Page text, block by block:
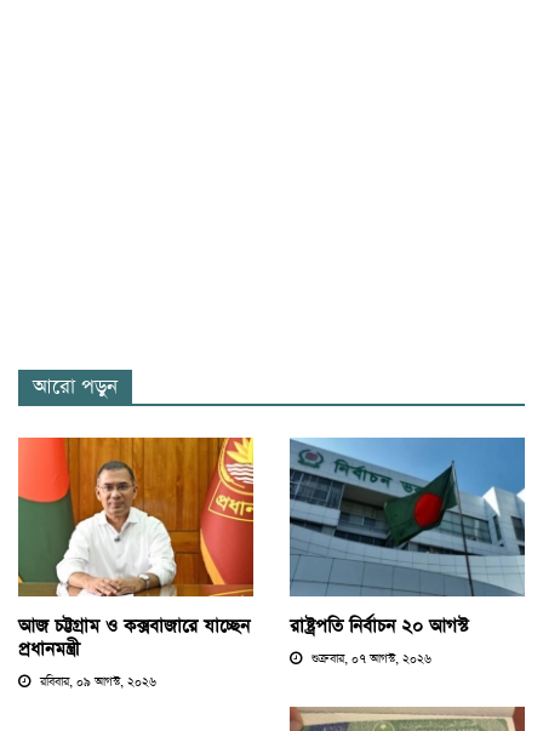
আরো পড়ুন
আজ চট্টগ্রাম ও কক্সবাজারে যাচ্ছেন
প্রধানমন্ত্রী
রবিবার, ০৯ আগস্ট, ২০২৬
রাষ্ট্রপতি নির্বাচন ২০ আগস্ট
শুক্রবার, ০৭ আগস্ট, ২০২৬